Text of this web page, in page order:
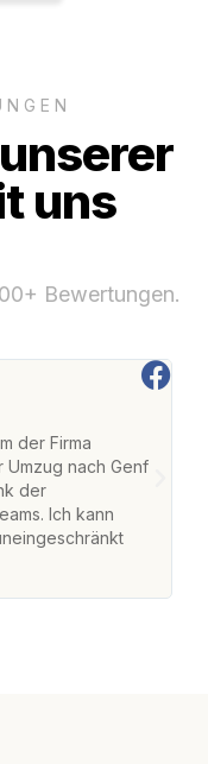
uns
Bewertungen.
der Firma
Umzug nach Genf
der
Ich kann